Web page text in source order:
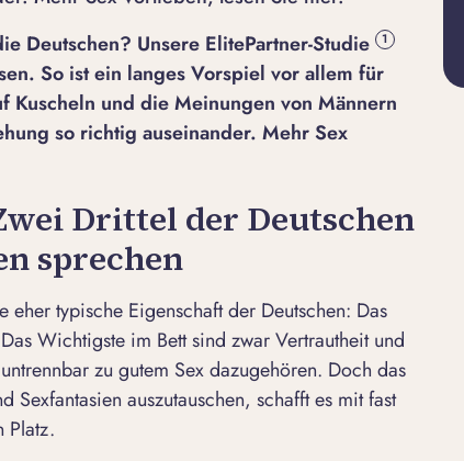
Deutschen? Unsere ElitePartner-Studie
1
So ist ein langes Vorspiel vor allem für
Kuscheln und die Meinungen von Männern
so richtig auseinander. Mehr Sex
Drittel der Deutschen
sprechen
typische Eigenschaft der Deutschen: Das
Wichtigste im Bett sind zwar Vertrautheit und
zu gutem Sex dazugehören. Doch das
auszutauschen, schafft es mit fast
Platz.